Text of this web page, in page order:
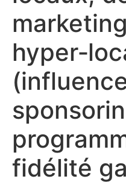
marketing
fidélité